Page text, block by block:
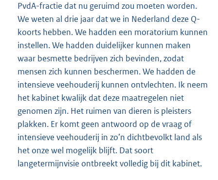
PvdA-fractie dat nu geruimd zou moeten worden.
We weten al drie jaar dat we in Nederland deze Q-
koorts hebben. We hadden een moratorium kunnen
instellen. We hadden duidelijker kunnen maken
waar besmette bedrijven zich bevinden, zodat
mensen zich kunnen beschermen. We hadden de
intensieve veehouderij kunnen ontvlechten. Ik neem
het kabinet kwalijk dat deze maatregelen niet
genomen zijn. Het ruimen van dieren is pleisters
plakken. Er komt geen antwoord op de vraag of
intensieve veehouderij in zo’n dichtbevolkt land als
het onze wel mogelijk blijft. Dat soort
langetermijnvisie ontbreekt volledig bij dit kabinet.